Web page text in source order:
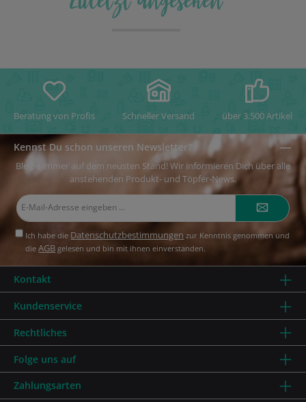
Beratung von Profis Schneller Versand über 3.500 Artikel
Kennst Du schon unseren Newsletter?
Bleibe immer auf dem neusten Stand! Wir informieren Dich über alle
anstehenden Produkt- und Töpfer-News.
Ich habe die Datenschutzbestimmungen zur Kenntnis genommen und
dieAGB gelesen und bin mit ihnen einverstanden.
Kundenservice
Rechtliches
Kontakt
Zahlungsarten
Folge uns auf